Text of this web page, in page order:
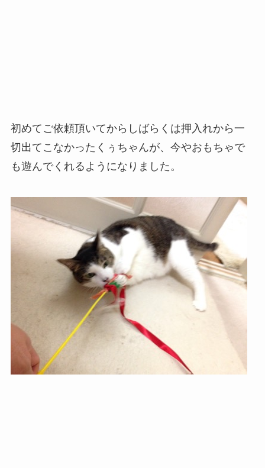
初めてご依頼頂いてからしばらくは押入れから一
切出てこなかったくぅちゃんが、今やおもちゃで
も遊んでくれるようになりました。